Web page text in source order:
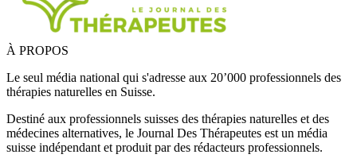
À PROPOS
Le seul média national qui s'adresse aux 20’000 professionnels des
thérapies naturelles en Suisse.
Destiné aux professionnels suisses des thérapies naturelles et des
médecines alternatives, le Journal Des Thérapeutes est un média
suisse indépendant et produit par des rédacteurs professionnels.